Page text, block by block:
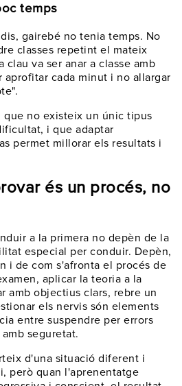
temps
gairebé no tenia temps. No
classes repetint el mateix
clau va ser anar a classe amb
cada minut i no allargar
no existeix un únic tipus
i que adaptar
permet millorar els resultats i
és un procés, no
a la primera no depèn de la
especial per conduir. Depèn,
i de com s'afronta el procés de
aplicar la teoria a la
amb objectius clars, rebre un
els nervis són elements
entre suspendre per errors
seguretat.
d'una situació diferent i
però quan l'aprenentatge